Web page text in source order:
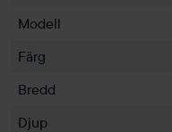
Modell
Färg
Bredd
Djup